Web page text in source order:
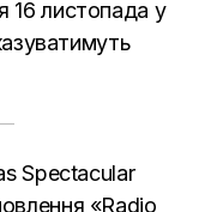
16 листопада у
Spectacular
«Radio